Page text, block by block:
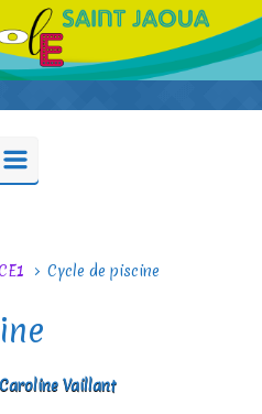
Cycle de piscine
Caroline Vaillant